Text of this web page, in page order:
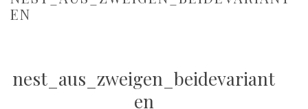
EN
nest_aus_zweigen_beidevariant
en